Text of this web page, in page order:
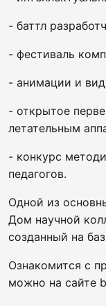
- баттл
- фестиваль
- анимации и
- открытое
летательным
- конкурс
педагогов.
Одной из
Дом научной
созданный на
Ознакомится с
можно на сайте